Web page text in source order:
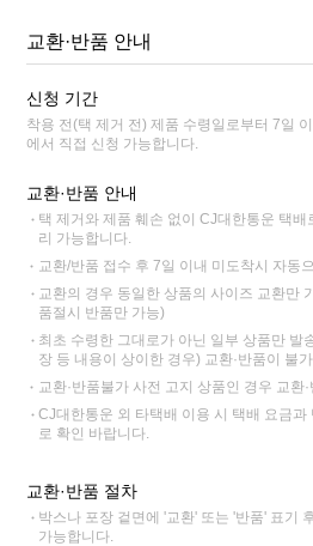
교환·반품 안내
신청 기간
착용 전(택 제거 전) 제품 수령일로부터 7일
에서 직접 신청 가능합니다.
교환·반품 안내
택 제거와 제품 훼손 없이 CJ대한통운 택배
리 가능합니다.
교환/반품 접수 후 7일 이내 미도착시 자동
교환의 경우 동일한 상품의 사이즈 교환만
품절시 반품만 가능)
최초 수령한 그대로가 아닌 일부 상품만 발
장 등 내용이 상이한 경우) 교환·반품이 불
교환·반품불가 사전 고지 상품인 경우 교환
CJ대한통운 외 타택배 이용 시 택배 요금과
로 확인 바랍니다.
교환·반품 절차
박스나 포장 겉면에 '교환' 또는 '반품' 표기
가능합니다.